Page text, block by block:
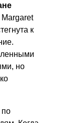
к
но
по